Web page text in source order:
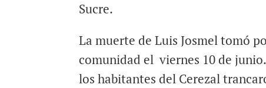
Sucre.
La muerte de Luis Josmel tomó
comunidad el viernes 10 de
los habitantes del Cerezal